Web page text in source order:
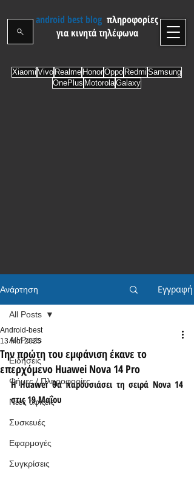
android best blog πληροφορίες
για κινητά τηλέφωνα
Xiaomi Vivo Realme HonorOppo Redmi Samsung
OnePlus MotorolaGalaxy
Ανάρτηση Εγγραφή
All Posts
Ειδήσεις
Φήμες / Πληροφορίες
Νέες αφίξεις
Συσκευές
Εφαρμογές
Συγκρίσεις
All Posts
Την πρώτη του εμφάνιση έκανε το
επερχόμενο Huawei Nova 14 Pro
Android-best
13 Μαΐ 2025
Η Huawei θα παρουσιάσει τη σειρά Nova 14
στις 19 Μαΐου